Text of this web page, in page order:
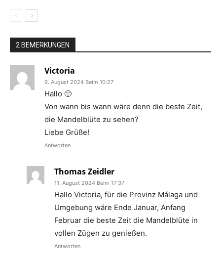
2 BEMERKUNGEN
Victoria
9. August 2024 Beim 10:27
Hallo 🙂
Von wann bis wann wäre denn die beste Zeit,
die Mandelblüte zu sehen?
Liebe Grüße!
Antworten
Thomas Zeidler
11. August 2024 Beim 17:37
Hallo Victoria, für die Provinz Málaga und
Umgebung wäre Ende Januar, Anfang
Februar die beste Zeit die Mandelblüte in
vollen Zügen zu genießen.
Antworten